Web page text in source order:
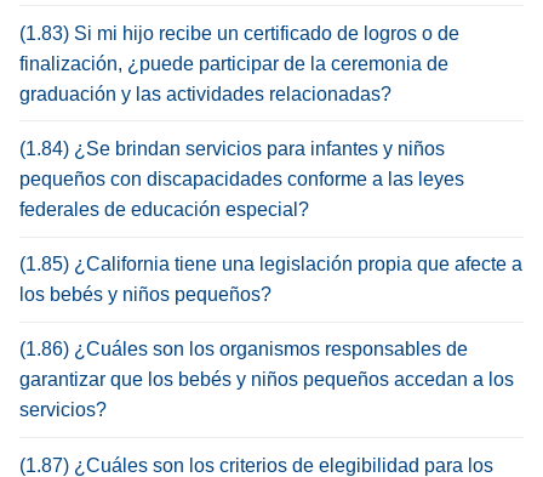
(1.83) Si mi hijo recibe un certificado de logros o de
finalización, ¿puede participar de la ceremonia de
graduación y las actividades relacionadas?
(1.84) ¿Se brindan servicios para infantes y niños
pequeños con discapacidades conforme a las leyes
federales de educación especial?
(1.85) ¿California tiene una legislación propia que afecte a
los bebés y niños pequeños?
(1.86) ¿Cuáles son los organismos responsables de
garantizar que los bebés y niños pequeños accedan a los
servicios?
(1.87) ¿Cuáles son los criterios de elegibilidad para los